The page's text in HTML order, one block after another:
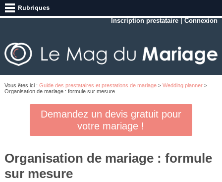
Inscription prestataire |Connexion
Vous êtes ici : Guide des prestataires et prestations de mariage> Wedding planner>
Organisation de mariage : formule sur mesure
Demandez un devis gratuit pour
votre mariage !
Organisation de mariage : formule
sur mesure